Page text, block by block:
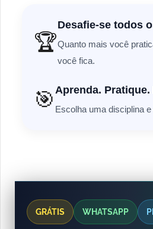
🏆
Desafie-se todos
Quanto mais você
você fica.
🎯 Aprenda. Pratique.
Escolha uma disciplina
GRÁTIS WHATSAPP